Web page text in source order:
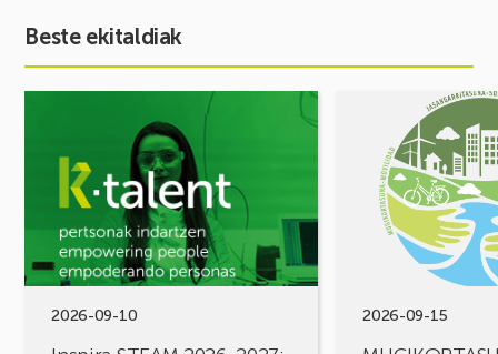
Beste ekitaldiak
2026-09-10
STEAM
Zientzia
eta
teknologiarako
bokazioa
2026-09-15
MUGIKORTASUN
FOROA
Partekatu
erronkak,
irtenbideak!